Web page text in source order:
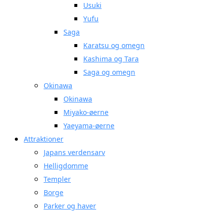
Usuki
Yufu
Saga
Karatsu og omegn
Kashima og Tara
Saga og omegn
Okinawa
Okinawa
Miyako-øerne
Yaeyama-øerne
Attraktioner
Japans verdensarv
Helligdomme
Templer
Borge
Parker og haver